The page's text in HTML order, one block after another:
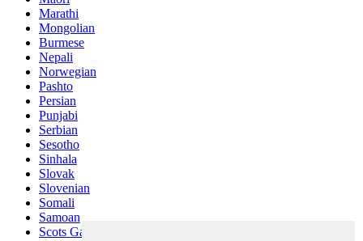
Marathi
Mongolian
Burmese
Nepali
Norwegian
Pashto
Persian
Punjabi
Serbian
Sesotho
Sinhala
Slovak
Slovenian
Somali
Samoan
Scots Gaelic